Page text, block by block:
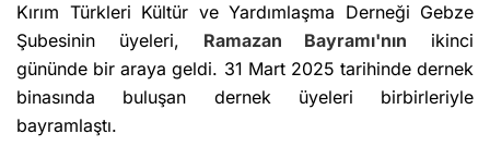
Kırım Türkleri Kültür ve Yardımlaşma Derneği Gebze
Şubesinin üyeleri, Ramazan Bayramı'nın ikinci
gününde bir araya geldi. 31 Mart 2025 tarihinde dernek
binasında buluşan dernek üyeleri birbirleriyle
bayramlaştı.